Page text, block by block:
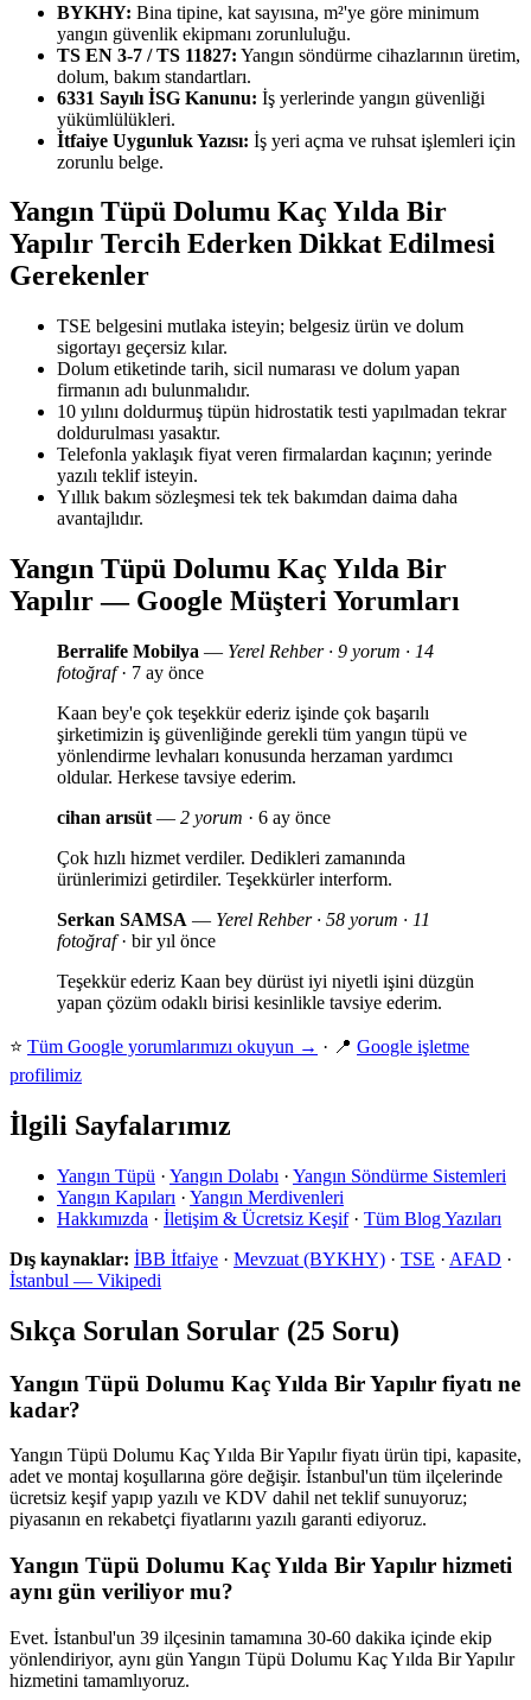
BYKHY: Bina tipine, kat sayısına, m²'ye göre minimum
yangın güvenlik ekipmanı zorunluluğu.
TS EN 3-7 / TS 11827: Yangın söndürme cihazlarının üretim,
dolum, bakım standartları.
6331 Sayılı İSG Kanunu: İş yerlerinde yangın güvenliği
yükümlülükleri.
İtfaiye Uygunluk Yazısı: İş yeri açma ve ruhsat işlemleri için
zorunlu belge.
Yangın Tüpü Dolumu Kaç Yılda Bir
Yapılır Tercih Ederken Dikkat Edilmesi
Gerekenler
TSE belgesini mutlaka isteyin; belgesiz ürün ve dolum
sigortayı geçersiz kılar.
Dolum etiketinde tarih, sicil numarası ve dolum yapan
firmanın adı bulunmalıdır.
10 yılını doldurmuş tüpün hidrostatik testi yapılmadan tekrar
doldurulması yasaktır.
Telefonla yaklaşık fiyat veren firmalardan kaçının; yerinde
yazılı teklif isteyin.
Yıllık bakım sözleşmesi tek tek bakımdan daima daha
avantajlıdır.
Yangın Tüpü Dolumu Kaç Yılda Bir
Yapılır — Google Müşteri Yorumları
Berralife Mobilya — Yerel Rehber · 9 yorum · 14
fotoğraf· 7 ay önce
Kaan bey'e çok teşekkür ederiz işinde çok başarılı
şirketimizin iş güvenliğinde gerekli tüm yangın tüpü ve
yönlendirme levhaları konusunda herzaman yardımcı
oldular. Herkese tavsiye ederim.
cihan arısüt — 2 yorum · 6 ay önce
Çok hızlı hizmet verdiler. Dedikleri zamanında
ürünlerimizi getirdiler. Teşekkürler interform.
Serkan SAMSA — Yerel Rehber · 58 yorum · 11
fotoğraf· bir yıl önce
Teşekkür ederiz Kaan bey dürüst iyi niyetli işini düzgün
yapan çözüm odaklı birisi kesinlikle tavsiye ederim.
⭐ Tüm Google yorumlarımızı okuyun → · 📍 Google işletme
profilimiz
İlgili Sayfalarımız
Yangın Tüpü · Yangın Dolabı · Yangın Söndürme Sistemleri
Yangın Kapıları · Yangın Merdivenleri
Hakkımızda · İletişim & Ücretsiz Keşif· Tüm Blog Yazıları
Dış kaynaklar: İBB İtfaiye · Mevzuat (BYKHY) · TSE · AFAD ·
İstanbul — Vikipedi
Sıkça Sorulan Sorular (25 Soru)
Yangın Tüpü Dolumu Kaç Yılda Bir Yapılır fiyatı ne
kadar?
Yangın Tüpü Dolumu Kaç Yılda Bir Yapılır fiyatı ürün tipi, kapasite,
adet ve montaj koşullarına göre değişir. İstanbul'un tüm ilçelerinde
ücretsiz keşif yapıp yazılı ve KDV dahil net teklif sunuyoruz;
piyasanın en rekabetçi fiyatlarını yazılı garanti ediyoruz.
Yangın Tüpü Dolumu Kaç Yılda Bir Yapılır hizmeti
aynı gün veriliyor mu?
Evet. İstanbul'un 39 ilçesinin tamamına 30-60 dakika içinde ekip
yönlendiriyor, aynı gün Yangın Tüpü Dolumu Kaç Yılda Bir Yapılır
hizmetini tamamlıyoruz.